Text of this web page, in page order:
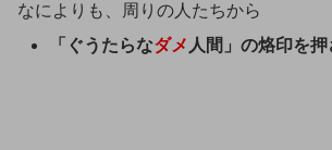
なによりも、周りの人たちから
「ぐうたらなダメ 人間」の烙印を押